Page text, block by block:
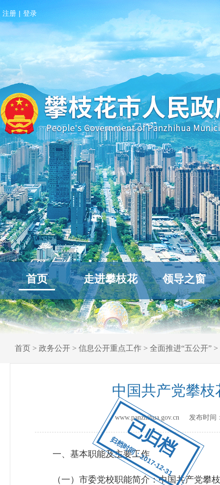
已归档
归档时间：2017-12-31
注册 | 登录
首页 走进攀枝花 领导之窗
首页 > 政务公开 > 信息公开重点工作 > 全面推进“五公开” >
中国共产党攀枝
www.panzhihua.gov.cn 发布时间
一、基本职能及主要工作
（一）市委党校职能简介：中国共产党攀枝